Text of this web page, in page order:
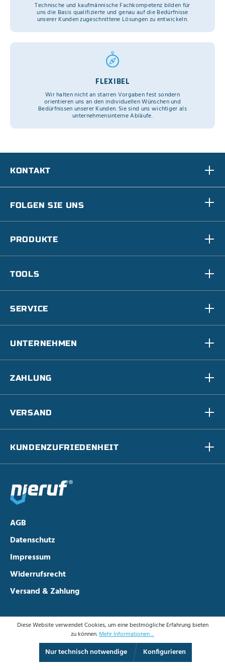
Technische und kaufmännische Fachkompetenz bilden für
uns die Basis qualifizierte und genau auf die Bedürfnisse
unserer Kunden zugeschnittene Lösungen zu entwickeln.
FLEXIBEL
Wir halten nicht an starren Vorgaben fest sondern
orientieren uns an den individuellen Wünschen und
Bedürfnissen unserer Kunden. Sie sind uns wichtiger als
unternehmensinterne Abläufe.
KONTAKT
FOLGEN SIE UNS
PRODUKTE
TOOLS
SERVICE
UNTERNEHMEN
ZAHLUNG
VERSAND
KUNDENZUFRIEDENHEIT
AGB
Datenschutz
Impressum
Widerrufsrecht
Versand & Zahlung
Diese Website verwendet Cookies, um eine bestmögliche Erfahrung bieten
zu können.Mehr Informationen ...
Nur technisch notwendige Konfigurieren